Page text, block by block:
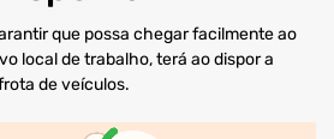
que possa chegar facilmente ao
local de trabalho, terá ao dispor a
de veículos.